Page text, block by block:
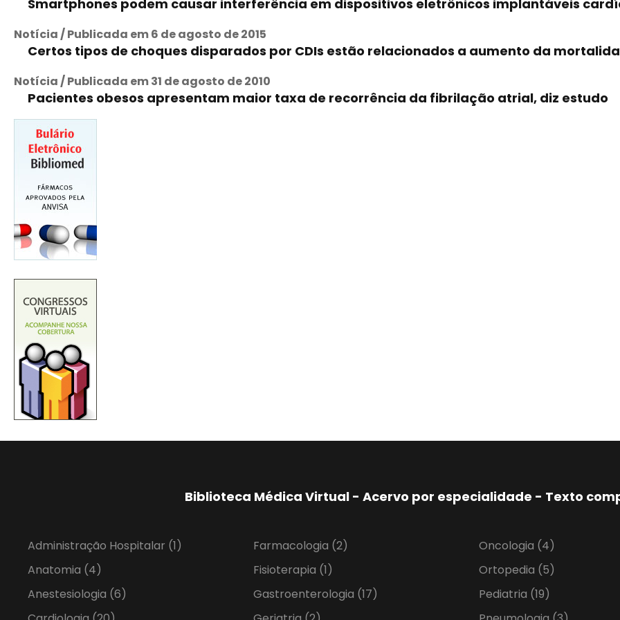
Smartphones podem causar interferência em dispositivos eletrônicos implantáveis
Notícia / Publicada em 6 de agosto de 2015
Certos tipos de choques disparados por CDIs estão relacionados a aumento da
Notícia / Publicada em 31 de agosto de 2010
Pacientes obesos apresentam maior taxa de recorrência da fibrilação atrial, diz estudo
Biblioteca Médica Virtual - Acervo por especialidade - Texto
Administração Hospitalar (1)
Anatomia (4)
Anestesiologia (6)
Farmacologia (2)
Fisioterapia (1)
Gastroenterologia (17)
Oncologia (4)
Ortopedia (5)
Pediatria (19)